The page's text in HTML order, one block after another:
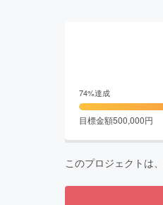
74%達成
目標金額500,000円
このプロジェクトは、